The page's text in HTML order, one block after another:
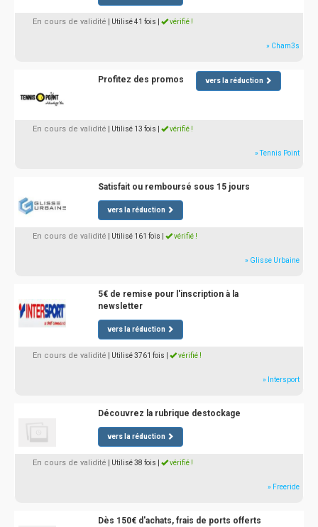
En cours de validité | Utilisé 41 fois vérifié !
» Cham3s
Profitez des promos vers la réduction
En cours de validité | Utilisé 13 fois vérifié !
» Tennis Point
Satisfait ou remboursé sous 15 jours
vers la réduction
En cours de validité | Utilisé 161 fois vérifié !
» Glisse Urbaine
5€ de remise pour l'inscription à la
newsletter
vers la réduction
En cours de validité | Utilisé 3761 fois vérifié !
» Intersport
Découvrez la rubrique destockage
vers la réduction
En cours de validité | Utilisé 38 fois vérifié !
» Freeride
Dès 150€ d'achats, frais de ports offerts